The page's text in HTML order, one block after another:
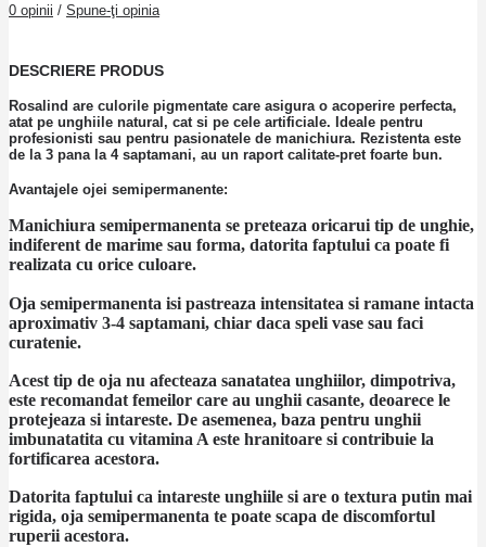
0 opinii / Spune-ţi opinia
DESCRIERE PRODUS
Rosalind are culorile pigmentate care asigura o acoperire perfecta,
atat pe unghiile natural, cat si pe cele artificiale. Ideale pentru
profesionisti sau pentru pasionatele de manichiura. Rezistenta este
de la 3 pana la 4 saptamani, au un raport calitate-pret foarte bun.
Avantajele ojei semipermanente:
Manichiura semipermanenta se preteaza oricarui tip de unghie,
indiferent de marime sau forma, datorita faptului ca poate fi
realizata cu orice culoare.
Oja semipermanenta isi pastreaza intensitatea si ramane intacta
aproximativ 3-4 saptamani, chiar daca speli vase sau faci
curatenie.
Acest tip de oja nu afecteaza sanatatea unghiilor, dimpotriva,
este recomandat femeilor care au unghii casante, deoarece le
protejeaza si intareste. De asemenea, baza pentru unghii
imbunatatita cu vitamina A este hranitoare si contribuie la
fortificarea acestora.
Datorita faptului ca intareste unghiile si are o textura putin mai
rigida, oja semipermanenta te poate scapa de discomfortul
ruperii acestora.